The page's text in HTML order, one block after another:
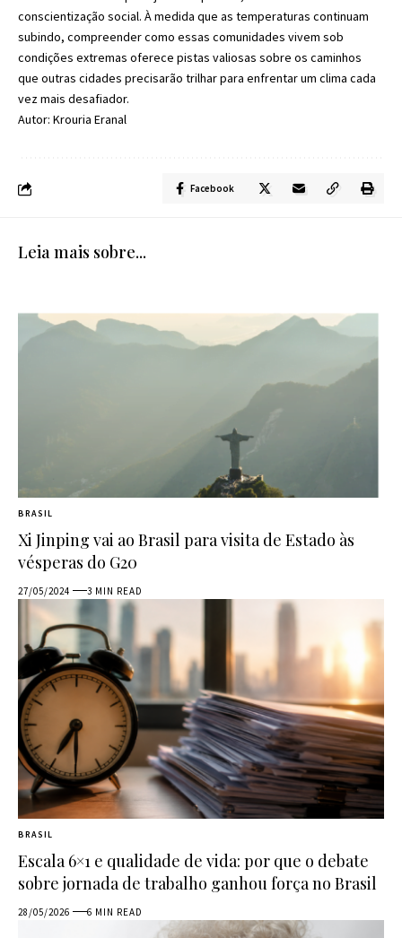
conscientização social. À medida que as temperaturas continuam
subindo, compreender como essas comunidades vivem sob
condições extremas oferece pistas valiosas sobre os caminhos
que outras cidades precisarão trilhar para enfrentar um clima cada
vez mais desafiador.
Autor: Krouria Eranal
Facebook
Leia mais sobre...
BRASIL
Xi Jinping vai ao Brasil para visita de Estado às
vésperas do G20
27/05/2024 3 MIN READ
BRASIL
Escala 6×1 e qualidade de vida: por que o debate
sobre jornada de trabalho ganhou força no Brasil
28/05/2026 6 MIN READ